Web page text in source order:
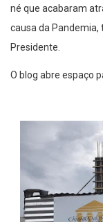
né que acabaram
causa da Pandemia,
Presidente.
O blog abre espaço